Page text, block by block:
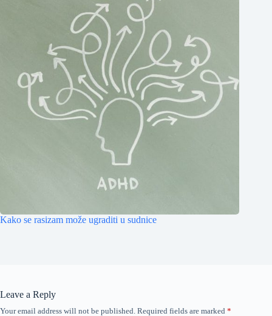
Kako se rasizam može ugraditi u sudnice
Leave a Reply
Your email address will not be published. Required fields are marked *